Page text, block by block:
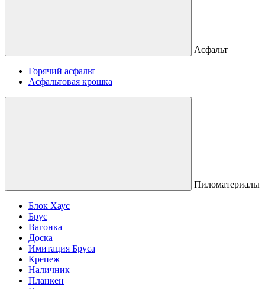
Асфальт
Горячий асфальт
Асфальтовая крошка
Пиломатериалы
Блок Хаус
Брус
Вагонка
Доска
Имитация Бруса
Крепеж
Наличник
Планкен